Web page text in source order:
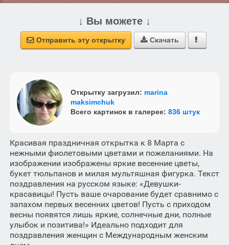
↓ Вы можете ↓
 Отправить эту открытку  Скачать 
Открытку загрузил: marina
maksimchuk
Всего картинок в галерее: 836 штук
Красивая праздничная открытка к 8 Марта с
нежными фиолетовыми цветами и пожеланиями. На
изображении изображены яркие весенние цветы,
букет тюльпанов и милая мультяшная фигурка. Текст
поздравления на русском языке: «Девушки-
красавицы! Пусть ваше очарование будет сравнимо с
запахом первых весенних цветов! Пусть с приходом
весны появятся лишь яркие, солнечные дни, полные
улыбок и позитива!» Идеально подходит для
поздравления женщин с Международным женским